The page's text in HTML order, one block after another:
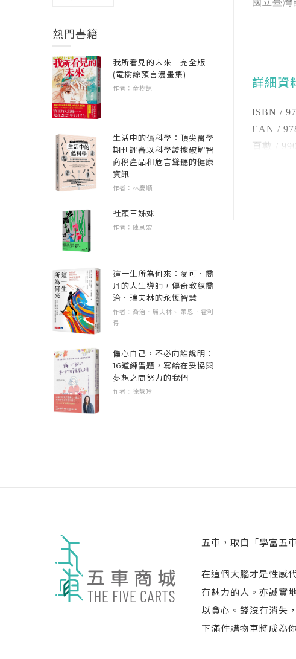
1.收錄教
3.讀音依
4.字義解
5.彙整非
國立臺灣
詳細資
ISBN /
EAN /
頁數 / 990
熱門書籍
我所看見的未來 完全版
(竜樹諒預言漫畫集)
作者：竜樹諒
生活中的僞科學：頂尖醫學
期刊評審以科學證據破解智
商稅產品和危言聳聽的健康
資訊
作者：林慶順
社頭三姊妹
作者：陳思宏
這一生所為何來：麥可．喬
丹的人生導師，傳奇教練喬
治．瑞夫林的永恆智慧
作者：喬治．瑞夫林、 萊恩．霍利
得
偏心自己，不必向誰說明：
16道練習題，寫給在妥協與
夢想之間努力的我們
作者：徐慧玲
五車，取自「學富五
在這個大腦才是性感
有魅力的人。亦誠實
以貪心。錢沒有消失
下滿件購物車將成為